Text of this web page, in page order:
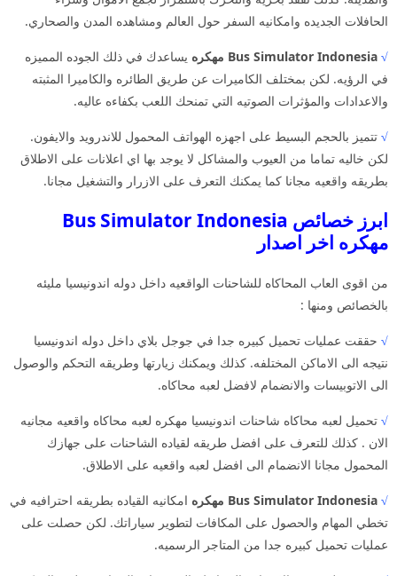
الحافلات الجديده وامكانيه السفر حول العالم ومشاهده المدن والصحاري.
√ Bus Simulator Indonesia مهكره
يساعدك في ذلك الجوده المميزه
في الرؤيه. لكن بمختلف الكاميرات عن طريق الطائره والكاميرا المثبته
والاعدادات والمؤثرات الصوتيه التي تمنحك اللعب بكفاءه عاليه.
√ تتميز بالحجم البسيط على اجهزه الهواتف المحمول للاندرويد والايفون.
لكن خاليه تماما من العيوب والمشاكل لا يوجد بها اي اعلانات على الاطلاق
بطريقه واقعيه مجانا كما يمكنك التعرف على الازرار والتشغيل مجانا.
ابرز خصائص Bus Simulator Indonesia
مهكره اخر اصدار
من اقوى العاب المحاكاه للشاحنات الواقعيه داخل دوله اندونيسيا مليئه
بالخصائص ومنها :
√ حققت عمليات تحميل كبيره جدا في جوجل بلاي داخل دوله اندونيسيا
نتيجه الى الاماكن المختلفه. كذلك ويمكنك زيارتها وطريقه التحكم والوصول
الى الاتوبيسات والانضمام لافضل لعبه محاكاه.
√ تحميل لعبه محاكاه شاحنات اندونيسيا مهكره لعبه محاكاه واقعيه مجانيه
الان . كذلك للتعرف على افضل طريقه لقياده الشاحنات على جهازك
المحمول مجانا الانضمام الى افضل لعبه واقعيه على الاطلاق.
√ Bus Simulator Indonesia مهكره
امكانيه القياده بطريقه احترافيه في
تخطي المهام والحصول على المكافات لتطوير سياراتك. لكن حصلت على
عمليات تحميل كبيره جدا من المتاجر الرسميه.